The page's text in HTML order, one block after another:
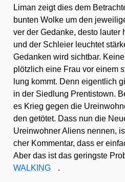
Liman zeigt dies dem
bun­ten Wol­ke um den
ver der Gedan­ke, des­to lau­ter
und der Schlei­er leuch­tet
Gedan­ken wird sicht­bar.
plötz­lich eine Frau vor einem
lung kommt. Denn eigent­lich
in der Sied­lung Pren­tis­town.
es Krieg gegen die
den getö­tet. Dass nun die
Urein­woh­ner Ali­ens nen­nen,
cher Kom­men­tar, dass er
Aber das ist das gerings­te
WALKING
.